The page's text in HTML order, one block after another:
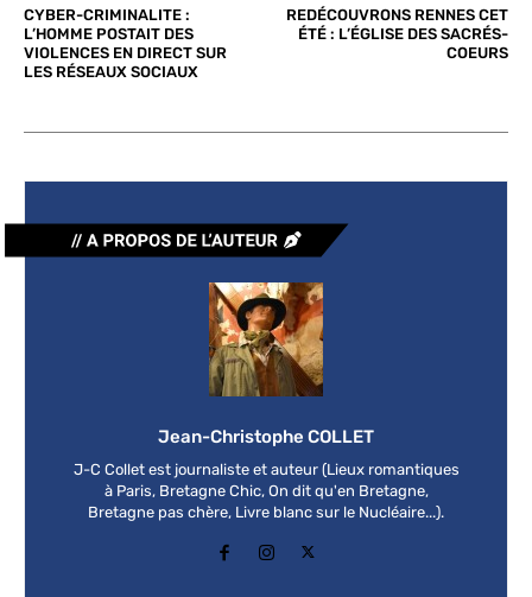
CYBER-CRIMINALITE :
L’HOMME POSTAIT DES
VIOLENCES EN DIRECT SUR
LES RÉSEAUX SOCIAUX
REDÉCOUVRONS RENNES CET
ÉTÉ : L’ÉGLISE DES SACRÉS-
COEURS
Jean-Christophe COLLET
J-C Collet est journaliste et auteur (Lieux romantiques
à Paris, Bretagne Chic, On dit qu'en Bretagne,
Bretagne pas chère, Livre blanc sur le Nucléaire...).